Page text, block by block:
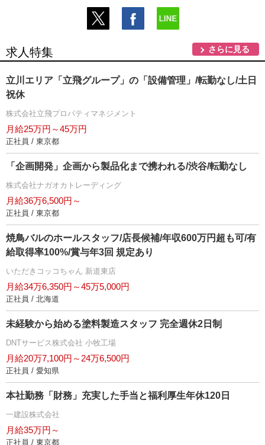
求人特集 さらに見る
立川エリア「立飛グループ」の「設備管理」/転勤なし/土日
祝休
株式会社立飛プロパティマネジメント
月給25万円～45万円
正社員 / 東京都
「企画開発」企画から製品化まで携われる/渋谷/転勤なし
株式会社ナガオカトレーディング
月給36万6,500円～
正社員 / 東京都
焼鳥バルのホールスタッフ/店長候補/年収600万円超も可/有
給取得率100%/賞与年3回 規定あり
いただきコッコちゃん 新道東店
月給34万6,350円～45万5,000円
正社員 / 北海道
未経験から始める塗料製造スタッフ 完全週休2日制
DNTサービス株式会社 小牧工場
月給20万7,100円～24万6,500円
正社員 / 愛知県
本社勤務「財務」充実した手当と福利厚生年休120日
一建設株式会社
月給35万円～
正社員 / 東京都